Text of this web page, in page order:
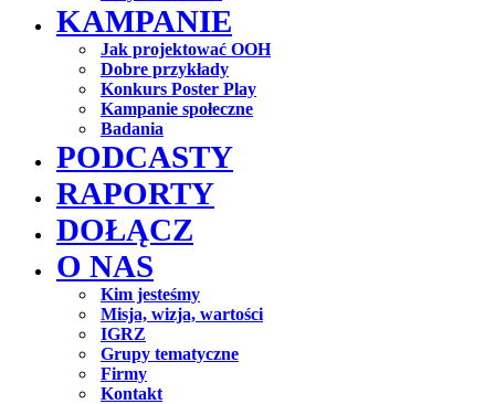
KAMPANIE
Jak projektować OOH
Dobre przykłady
Konkurs Poster Play
Kampanie społeczne
Badania
PODCASTY
RAPORTY
DOŁĄCZ
O NAS
Kim jesteśmy
Misja, wizja, wartości
IGRZ
Grupy tematyczne
Firmy
Kontakt